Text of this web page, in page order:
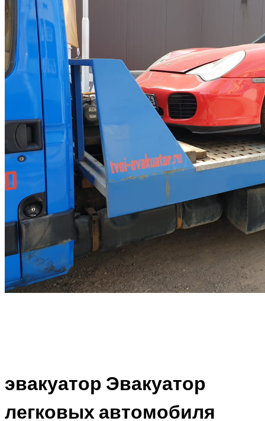
эвакуатор Эвакуатор
легковых автомобиля